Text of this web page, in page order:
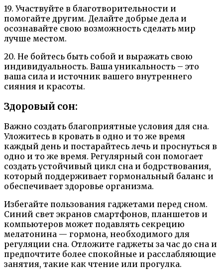
19. Участвуйте в благотворительности и
помогайте другим. Делайте добрые дела и
осознавайте свою возможность сделать мир
лучше местом.
20. Не бойтесь быть собой и выражать свою
индивидуальность. Ваша уникальность – это
ваша сила и источник вашего внутреннего
сияния и красоты.
Здоровый сон:
Важно создать благоприятные условия для сна.
Уложитесь в кровать в одно и то же время
каждый день и постарайтесь лечь и проснуться в
одно и то же время. Регулярный сон помогает
создать устойчивый цикл сна и бодрствования,
который поддерживает гормональный баланс и
обеспечивает здоровье организма.
Избегайте пользования гаджетами перед сном.
Синий свет экранов смартфонов, планшетов и
компьютеров может подавлять секрецию
мелатонина — гормона, необходимого для
регуляции сна. Отложите гаджеты за час до сна и
предпочтите более спокойные и расслабляющие
занятия, такие как чтение или прогулка.